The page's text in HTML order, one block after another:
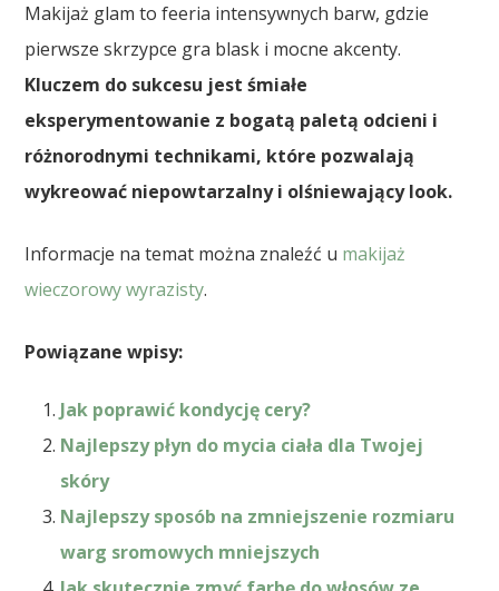
Makijaż glam to feeria intensywnych barw, gdzie
pierwsze skrzypce gra blask i mocne akcenty.
Kluczem do sukcesu jest śmiałe
eksperymentowanie z bogatą paletą odcieni i
różnorodnymi technikami, które pozwalają
wykreować niepowtarzalny i olśniewający look.
Informacje na temat można znaleźć u makijaż
wieczorowy wyrazisty.
Powiązane wpisy:
Jak poprawić kondycję cery?
Najlepszy płyn do mycia ciała dla Twojej
skóry
Najlepszy sposób na zmniejszenie rozmiaru
warg sromowych mniejszych